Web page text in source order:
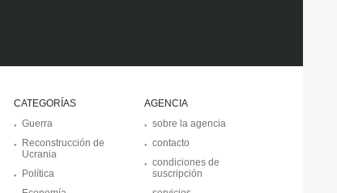
CATEGORÍAS
Guerra
Reconstrucción de
Ucrania
Política
AGENCIA
sobre la agencia
contacto
condiciones de
suscripción